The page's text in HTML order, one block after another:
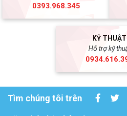
0393.968.345
KỸ THUẬT
Hỗ trợ kỹ
Tìm chúng tôi trên